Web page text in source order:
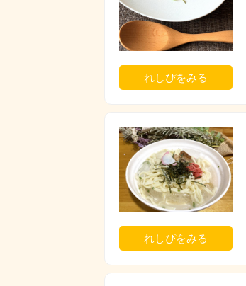
れしぴをみる
れしぴをみる